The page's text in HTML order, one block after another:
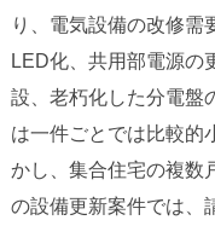
り、電気設備の改修需
LED化、共用部電源の
設、老朽化した分電盤
は一件ごとでは比較的
かし、集合住宅の複数
の設備更新案件では、